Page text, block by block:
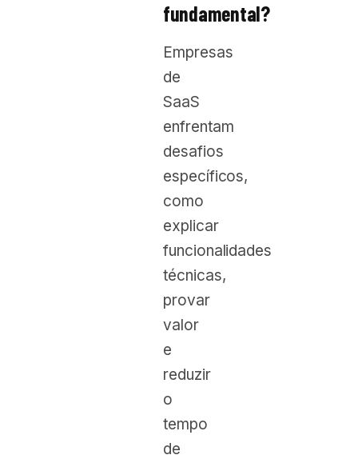
fundamental?
Empresas
de
SaaS
enfrentam
desafios
específicos,
como
explicar
funcionalidades
técnicas,
provar
valor
e
reduzir
o
tempo
de